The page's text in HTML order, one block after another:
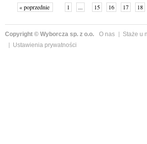
« poprzednie 1 ... 15 16 17 18
Copyright © Wyborcza sp. z o.o. O nas Staże u
Ustawienia prywatności